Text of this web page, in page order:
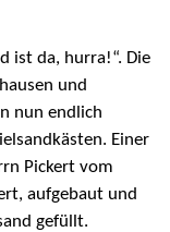
ist da, hurra!“. Die
und
nun endlich
Einer
Pickert vom
aufgebaut und
gefüllt.